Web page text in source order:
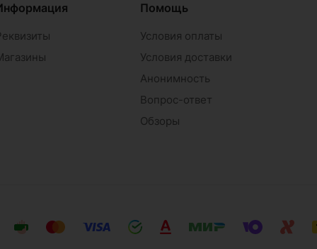
Помощь
Условия оплаты
Условия доставки
Анонимность
Вопрос-ответ
Обзоры